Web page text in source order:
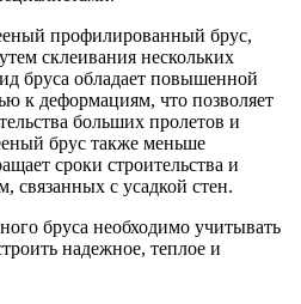
профилированный брус,
склеивания нескольких
бруса обладает повышенной
к деформациям, что позволяет
больших пролетов и
брус также меньше
сроки строительства и
связанных с усадкой стен.
бруса необходимо учитывать
надежное, теплое и